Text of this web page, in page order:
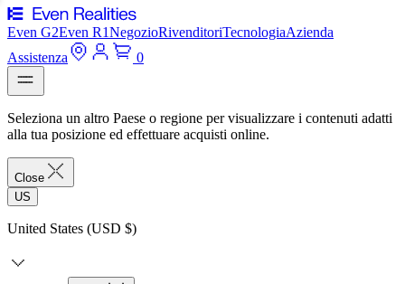
Even G2Even R1NegozioRivenditoriTecnologiaAzienda
Assistenza
0
Seleziona un altro Paese o regione per visualizzare i contenuti adatti
alla tua posizione ed effettuare acquisti online.
Close
US
United States (USD $)